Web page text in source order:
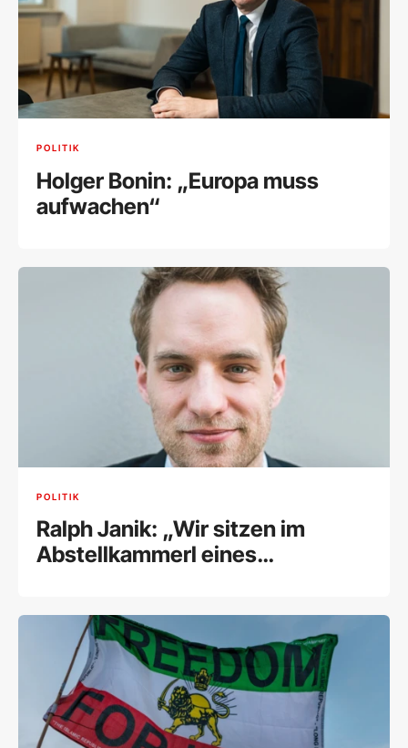
POLITIK
Holger Bonin: „Europa muss
aufwachen“
POLITIK
Ralph Janik: „Wir sitzen im
Abstellkammerl eines